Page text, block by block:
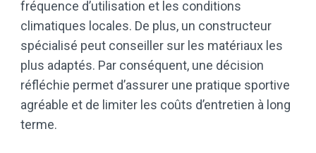
fréquence d’utilisation et les conditions
climatiques locales. De plus, un constructeur
spécialisé peut conseiller sur les matériaux les
plus adaptés. Par conséquent, une décision
réfléchie permet d’assurer une pratique sportive
agréable et de limiter les coûts d’entretien à long
terme.